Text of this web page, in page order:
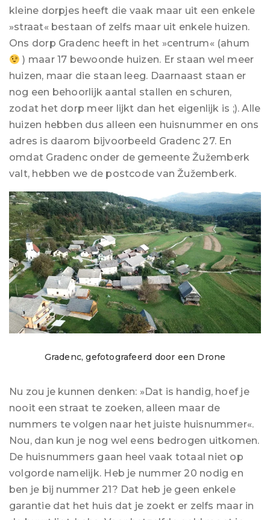
kleine dorpjes heeft die vaak maar uit een enkele
»straat« bestaan of zelfs maar uit enkele huizen.
Ons dorp Gradenc heeft in het »centrum« (ahum
) maar 17 bewoonde huizen. Er staan wel meer
huizen, maar die staan leeg. Daarnaast staan er
nog een behoorlijk aantal stallen en schuren,
zodat het dorp meer lijkt dan het eigenlijk is ;). Alle
huizen hebben dus alleen een huisnummer en ons
adres is daarom bijvoorbeeld Gradenc 27. En
omdat Gradenc onder de gemeente Žužemberk
valt, hebben we de postcode van Žužemberk.
Gradenc, gefotografeerd door een Drone
Nu zou je kunnen denken: »Dat is handig, hoef je
nooit een straat te zoeken, alleen maar de
nummers te volgen naar het juiste huisnummer«.
Nou, dan kun je nog wel eens bedrogen uitkomen.
De huisnummers gaan heel vaak totaal niet op
volgorde namelijk. Heb je nummer 20 nodig en
ben je bij nummer 21? Dat heb je geen enkele
garantie dat het huis dat je zoekt er zelfs maar in